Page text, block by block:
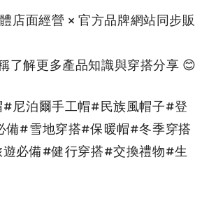
店面經營 × 官方品牌網站同步販
了解更多產品知識與穿搭分享 😊
尼泊爾手工帽#民族風帽子#登
備#雪地穿搭#保暖帽#冬季穿搭
必備#健行穿搭#交換禮物#生